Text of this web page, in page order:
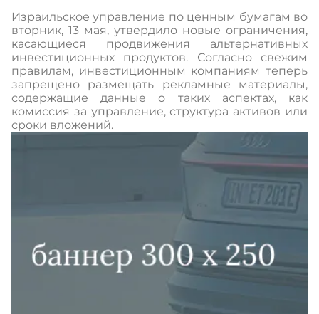
Израильское управление по ценным бумагам во
вторник, 13 мая, утвердило новые ограничения,
касающиеся продвижения альтернативных
инвестиционных продуктов. Согласно свежим
правилам, инвестиционным компаниям теперь
запрещено размещать рекламные материалы,
содержащие данные о таких аспектах, как
комиссия за управление, структура активов или
сроки вложений.